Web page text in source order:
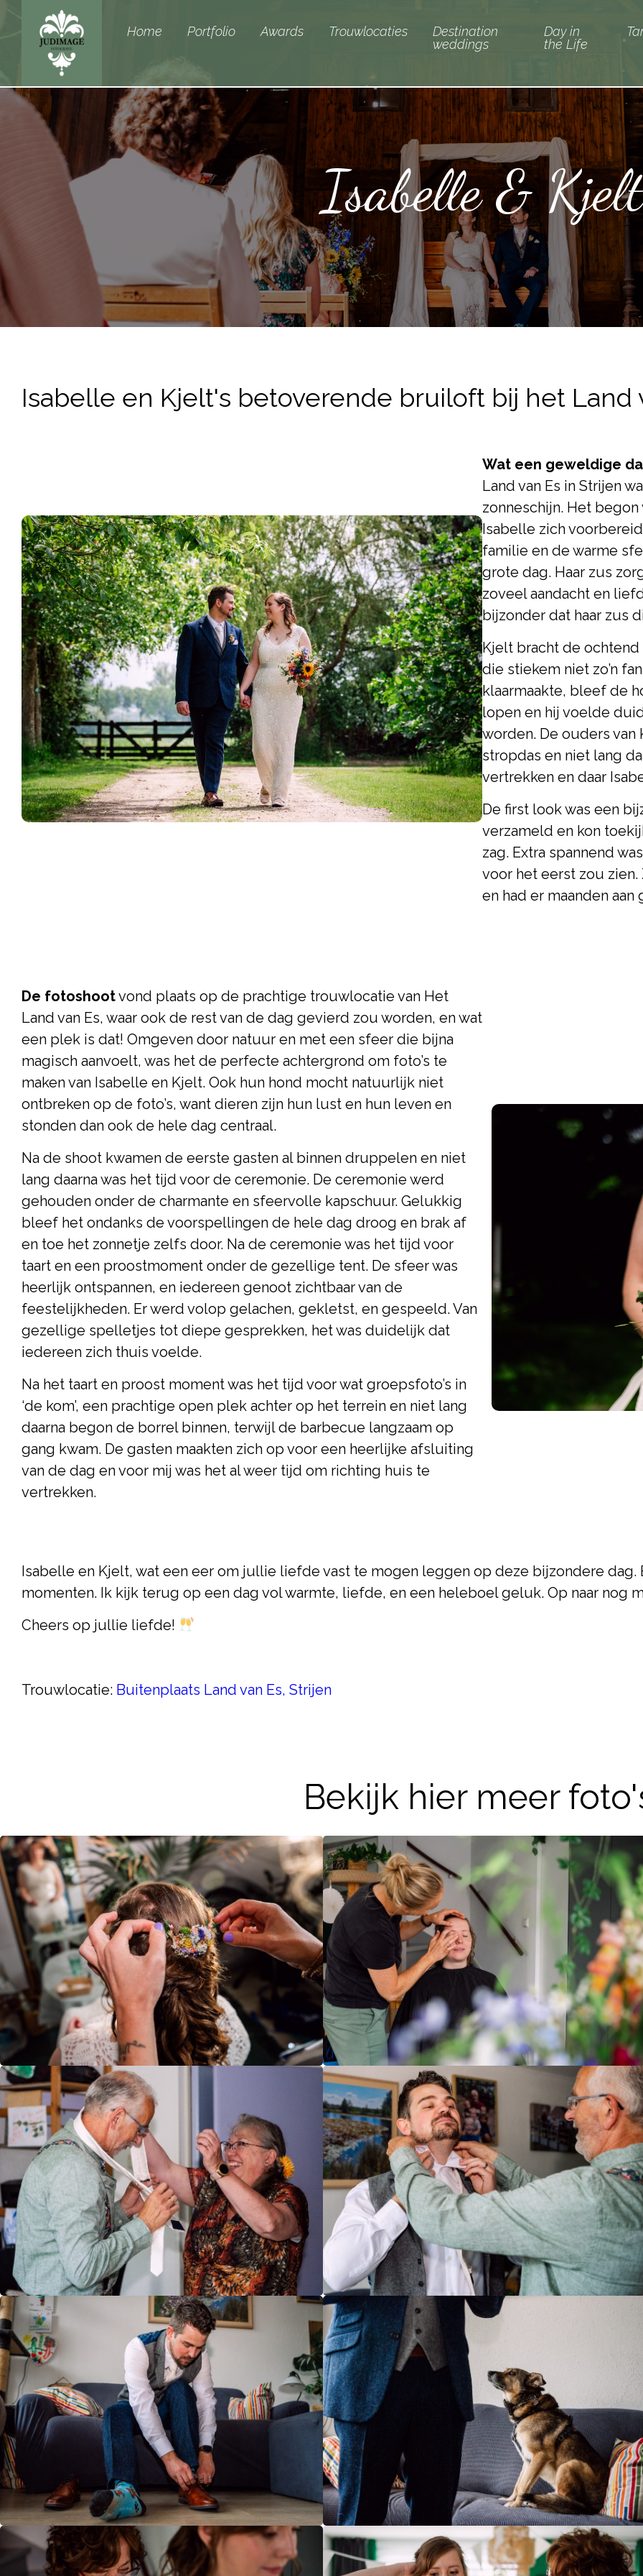
Home Portfolio Awards Trouwlocaties
Destination
weddings
Day in
the Life
Isabelle & Kjelt
Isabelle en Kjelt's betoverende bruiloft bij het Land
Wat een geweldige
Land van Es in Strijen
zonneschijn. Het
Isabelle zich
familie en de warme
grote dag. Haar zus
zoveel aandacht en
bijzonder dat haar zus
Kjelt bracht de
die stiekem niet zo’n
klaarmaakte, bleef de
lopen en hij voelde
worden. De ouders
stropdas en niet lang
vertrekken en daar
De first look was een
verzameld en kon
zag. Extra spannend
voor het eerst zou
en had er maanden aan
De fotoshootvond plaats op de prachtige trouwlocatie van Het
Land van Es, waar ook de rest van de dag gevierd zou worden, en wat
een plek is dat! Omgeven door natuur en met een sfeer die bijna
magisch aanvoelt, was het de perfecte achtergrond om foto’s te
maken van Isabelle en Kjelt. Ook hun hond mocht natuurlijk niet
ontbreken op de foto’s, want dieren zijn hun lust en hun leven en
stonden dan ook de hele dag centraal.
Na de shoot kwamen de eerste gasten al binnen druppelen en niet
lang daarna was het tijd voor de ceremonie. De ceremonie werd
gehouden onder de charmante en sfeervolle kapschuur. Gelukkig
bleef het ondanks de voorspellingen de hele dag droog en brak af
en toe het zonnetje zelfs door. Na de ceremonie was het tijd voor
taart en een proostmoment onder de gezellige tent. De sfeer was
heerlijk ontspannen, en iedereen genoot zichtbaar van de
feestelijkheden. Er werd volop gelachen, gekletst, en gespeeld. Van
gezellige spelletjes tot diepe gesprekken, het was duidelijk dat
iedereen zich thuis voelde.
Na het taart en proost moment was het tijd voor wat groepsfoto’s in
‘de kom’, een prachtige open plek achter op het terrein en niet lang
daarna begon de borrel binnen, terwijl de barbecue langzaam op
gang kwam. De gasten maakten zich op voor een heerlijke afsluiting
van de dag en voor mij was het al weer tijd om richting huis te
vertrekken.
Isabelle en Kjelt, wat een eer om jullie liefde vast te mogen leggen op deze bijzondere
momenten. Ik kijk terug op een dag vol warmte, liefde, en een heleboel geluk. Op naar nog
Cheers op jullie liefde!
Trouwlocatie: Buitenplaats Land van Es, Strijen
Bekijk hier meer